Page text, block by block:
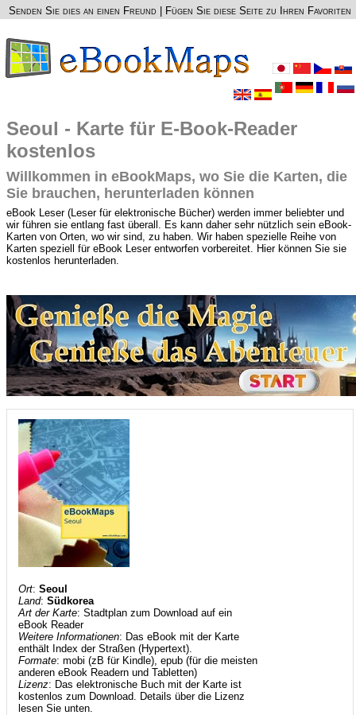
Senden Sie dies an einen Freund Fügen Sie diese Seite zu Ihren Favoriten
Seoul - Karte für E-Book-Reader
kostenlos
Willkommen in eBookMaps, wo Sie die Karten, die
Sie brauchen, herunterladen können
eBook Leser (Leser für elektronische Bücher) werden immer beliebter und
wir führen sie entlang fast überall. Es kann daher sehr nützlich sein eBook-
Karten von Orten, wo wir sind, zu haben. Wir haben spezielle Reihe von
Karten speziell für eBook Leser entworfen vorbereitet. Hier können Sie sie
kostenlos herunterladen.
Ort:Seoul
Land:Südkorea
Art der Karte: Stadtplan zum Download auf ein
eBook Reader
Weitere Informationen: Das eBook mit der Karte
enthält Index der Straßen (Hypertext).
Formate: mobi (zB für Kindle), epub (für die meisten
anderen eBook Readern und Tabletten)
Lizenz: Das elektronische Buch mit der Karte ist
kostenlos zum Download. Details über die Lizenz
lesen Sie unten.